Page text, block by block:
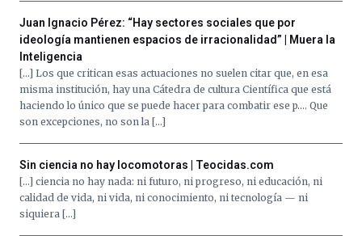
Cátedra…
Juan Ignacio Pérez: “Hay sectores sociales que por
ideología mantienen espacios de irracionalidad” | Muera la
Inteligencia
[…] Los que critican esas actuaciones no suelen citar que, en esa
misma institución, hay una Cátedra de cultura Científica que está
haciendo lo único que se puede hacer para combatir ese p…. Que
son excepciones, no son la […]
Sin ciencia no hay locomotoras | Teocidas.com
[…] ciencia no hay nada: ni futuro, ni progreso, ni educación, ni
calidad de vida, ni vida, ni conocimiento, ni tecnología — ni
siquiera […]